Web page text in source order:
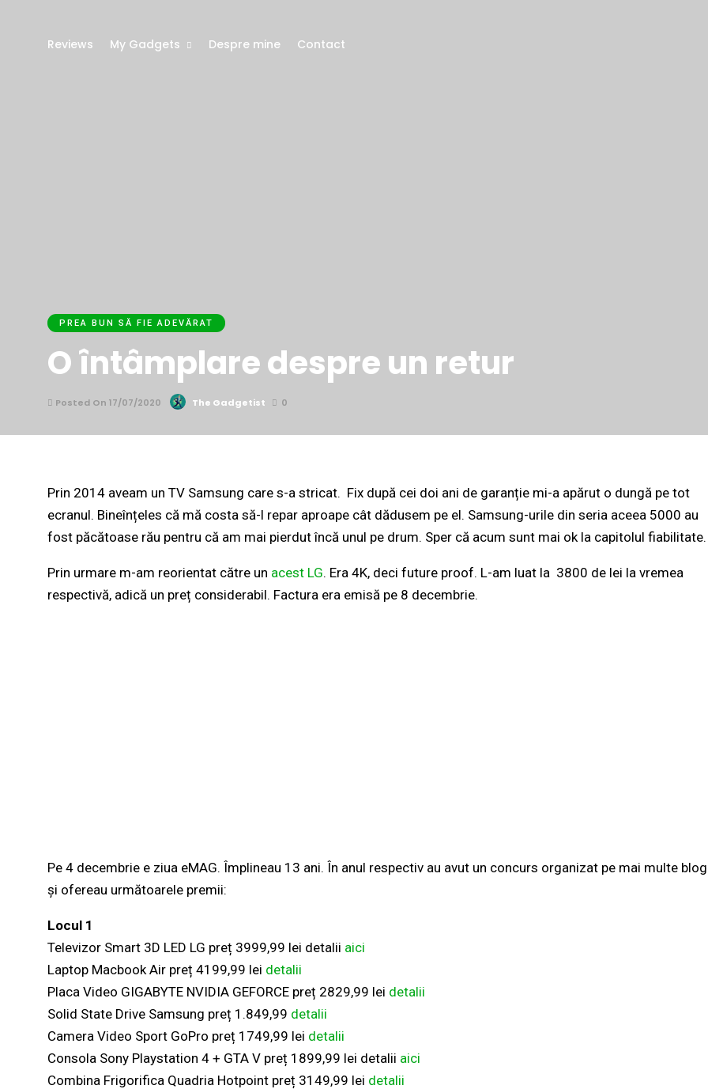
Reviews My Gadgets Despre mine Contact
PREA BUN SĂ FIE ADEVĂRAT
O întâmplare despre un retur
Posted On 17/07/2020 The Gadgetist 0
Prin 2014 aveam un TV Samsung care s-a stricat. Fix după cei doi ani de garanție mi-a apărut o dungă pe tot
ecranul. Bineînțeles că mă costa să-l repar aproape cât dădusem pe el. Samsung-urile din seria aceea 5000 au
fost păcătoase rău pentru că am mai pierdut încă unul pe drum. Sper că acum sunt mai ok la capitolul fiabilitate.
Prin urmare m-am reorientat către un acest LG. Era 4K, deci future proof. L-am luat la 3800 de lei la vremea
respectivă, adică un preț considerabil. Factura era emisă pe 8 decembrie.
Pe 4 decembrie e ziua eMAG. Împlineau 13 ani. În anul respectiv au avut un concurs organizat pe mai multe
și ofereau următoarele premii:
Locul 1
Televizor Smart 3D LED LG preț 3999,99 lei detalii aici
Laptop Macbook Air preț 4199,99 lei detalii
Placa Video GIGABYTE NVIDIA GEFORCE preț 2829,99 lei detalii
Solid State Drive Samsung preț 1.849,99 detalii
Camera Video Sport GoPro preț 1749,99 lei detalii
Consola Sony Playstation 4 + GTA V preț 1899,99 lei detalii aici
Combina Frigorifica Quadria Hotpoint preț 3149,99 lei detalii